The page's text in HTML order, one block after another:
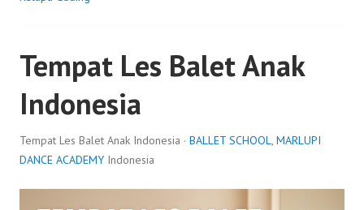
Tempat Les Balet Anak
Indonesia
Tempat Les Balet Anak Indonesia · BALLET SCHOOL, MARLUPI
DANCE ACADEMY Indonesia